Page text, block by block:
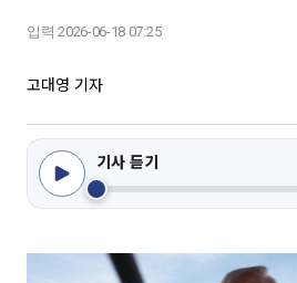
입력 2026-06-18 07:25
고대영 기자
기사 듣기